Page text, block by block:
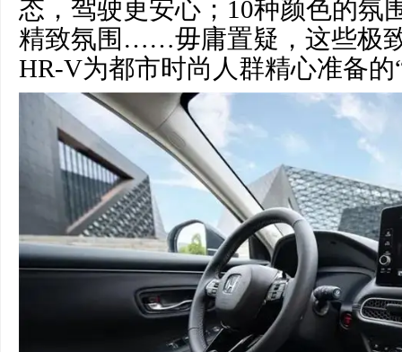
态，驾驶更安心；10种颜色的氛
精致氛围……毋庸置疑，这些极
HR-V为都市时尚人群精心准备的